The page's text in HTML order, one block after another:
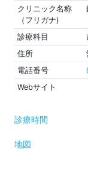
クリニック名称
（フリガナ)
診療科目
住所
電話番号
Webサイト
診療時間
地図